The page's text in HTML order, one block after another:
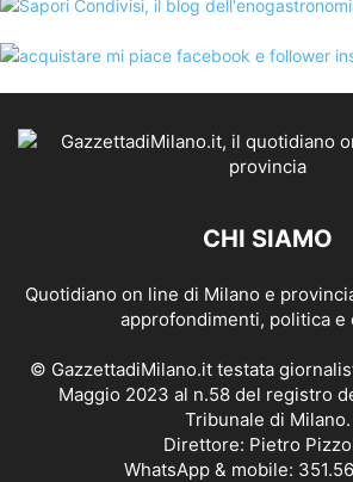
CHI SIAMO
Quotidiano on line di Milano e
approfondimenti, politica e
© GazzettadiMilano.it testata
Maggio 2023 al n.58 del registro
Tribunale di Milano.
Direttore: Pietro
WhatsApp & mobile: